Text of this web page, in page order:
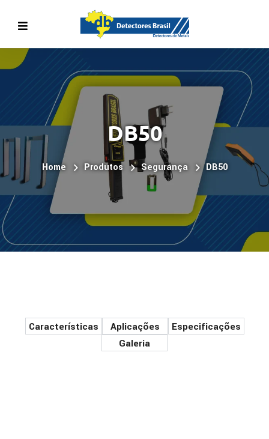
DB50
Home Produtos Segurança DB50
Características Aplicações
Especificações
Galeria